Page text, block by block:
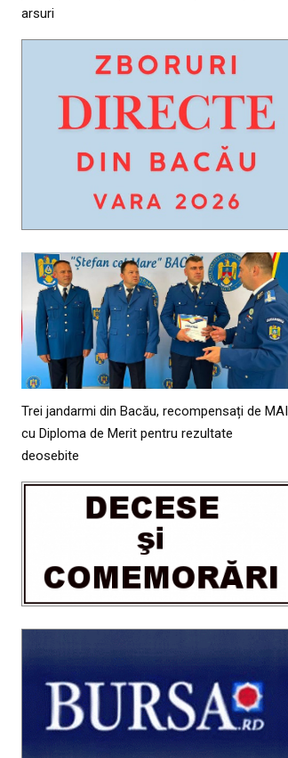
arsuri
Trei jandarmi din Bacău, recompensați de MAI
cu Diploma de Merit pentru rezultate
deosebite